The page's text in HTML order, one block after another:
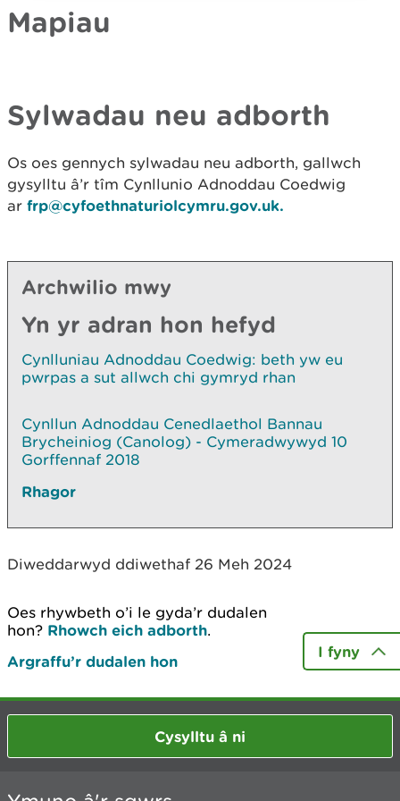
Mapiau
Sylwadau neu adborth
Os oes gennych sylwadau neu adborth, gallwch
gysylltu â’r tîm Cynllunio Adnoddau Coedwig
ar frp@cyfoethnaturiolcymru.gov.uk.
Archwilio mwy
Yn yr adran hon hefyd
Cynlluniau Adnoddau Coedwig: beth yw eu
pwrpas a sut allwch chi gymryd rhan
Cynllun Adnoddau Cenedlaethol Bannau
Brycheiniog (Canolog) - Cymeradwywyd 10
Gorffennaf 2018
Rhagor
Diweddarwyd ddiwethaf 26 Meh 2024
Oes rhywbeth o’i le gyda’r dudalen
hon? Rhowch eich adborth.
Argraffu’r dudalen hon
I fyny
Cysylltu â ni